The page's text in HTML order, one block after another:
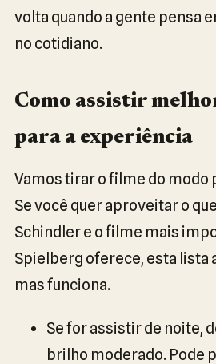
volta quando a gente pensa
no cotidiano.
Como assistir
para a experiência
Vamos tirar o filme do modo
Se você quer aproveitar o
Schindler e o filme mais
Spielberg oferece, esta lista
mas funciona.
Se for assistir de noite,
brilho moderado. Pode